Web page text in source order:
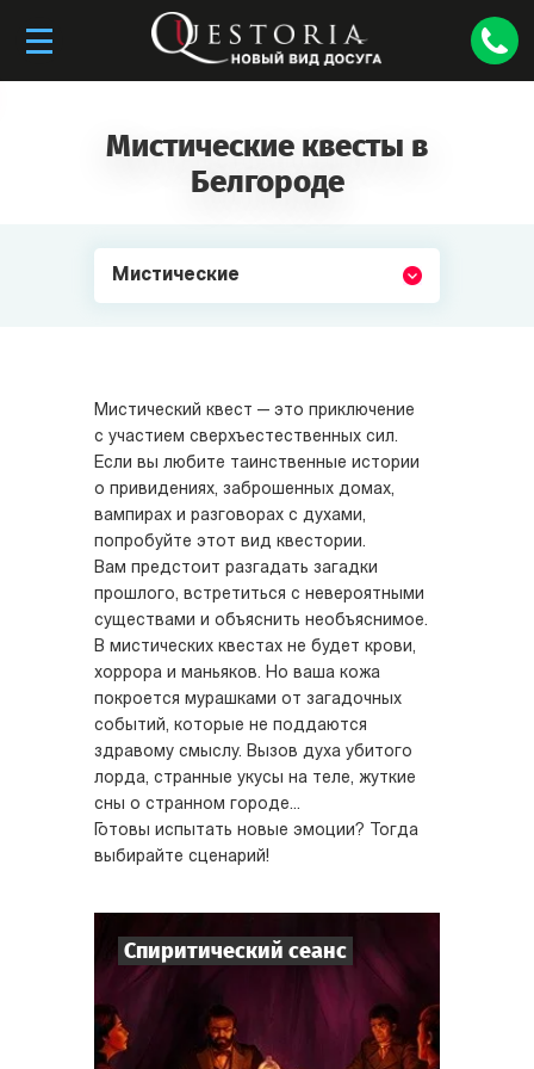
Мистические квесты в
Белгороде
Мистические
Мистический квест — это приключение
с участием сверхъестественных сил.
Если вы любите таинственные истории
о привидениях, заброшенных домах,
вампирах и разговорах с духами,
попробуйте этот вид квестории.
Вам предстоит разгадать загадки
прошлого, встретиться с невероятными
существами и объяснить необъяснимое.
В мистических квестах не будет крови,
хоррора и маньяков. Но ваша кожа
покроется мурашками от загадочных
событий, которые не поддаются
здравому смыслу. Вызов духа убитого
лорда, странные укусы на теле, жуткие
сны о странном городе...
Готовы испытать новые эмоции? Тогда
выбирайте сценарий!
Спиритический сеанс
Игроков